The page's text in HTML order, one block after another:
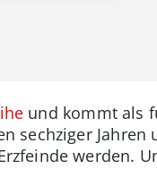
und kommt als
sechziger Jahren
werden.